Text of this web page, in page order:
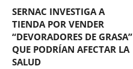
SERNAC INVESTIGA A
TIENDA POR VENDER
“DEVORADORES DE GRASA”
QUE PODRÍAN AFECTAR LA
SALUD